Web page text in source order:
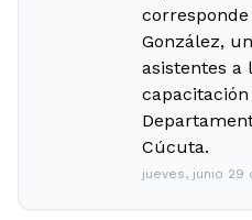
González,
asistentes a
Cúcuta.
jueves, junio 29